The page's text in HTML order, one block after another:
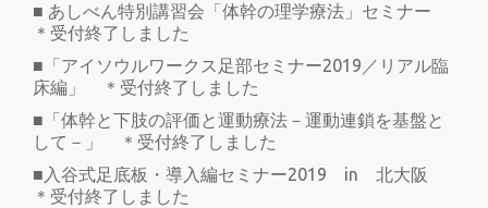
■ あしべん特別講習会「体幹の理学療法」セミナー
＊受付終了しました
■「アイソウルワークス足部セミナー2019／リアル臨
床編」 ＊受付終了しました
■「体幹と下肢の評価と運動療法－運動連鎖を基盤と
して－」 ＊受付終了しました
■入谷式足底板・導入編セミナー2019 in 北大阪
＊受付終了しました